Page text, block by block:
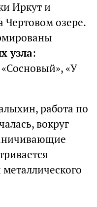
Иркут и
озере.
узла:
«У
работа по
вокруг